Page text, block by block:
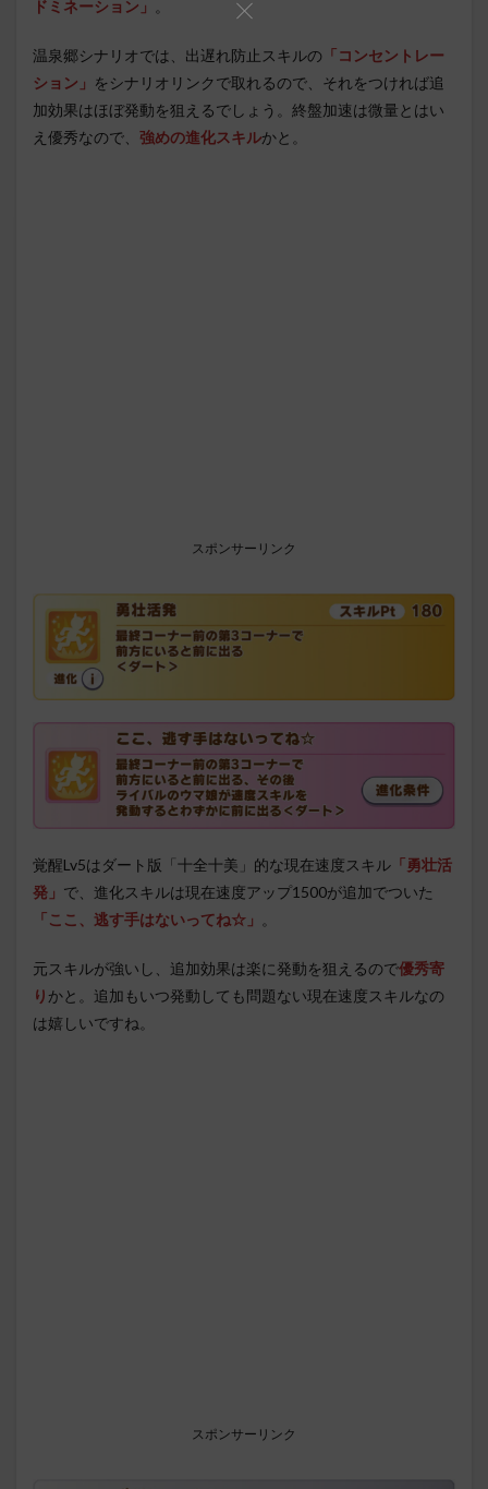
ドミネーション」 。
温泉郷シナリオでは、出遅れ防止スキルの 「コンセントレー
ション」 をシナリオリンクで取れるので、それをつければ追
加効果はほぼ発動を狙えるでしょう。終盤加速は微量とはい
え優秀なので、 強めの進化スキルかと。
スポンサーリンク
覚醒Lv5はダート版「十全十美」的な現在速度スキル 「勇壮活
発」 で、進化スキルは現在速度アップ1500が追加でついた
「ここ、逃す手はないってね☆」 。
元スキルが強いし、追加効果は楽に発動を狙えるので優秀寄
り かと。追加もいつ発動しても問題ない現在速度スキルなの
は嬉しいですね。
スポンサーリンク